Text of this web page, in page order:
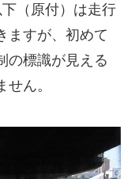
（原付）は走行
ますが、初めて
の標識が見える
ん。